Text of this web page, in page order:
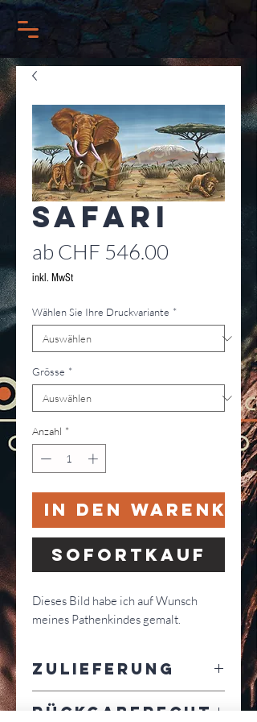
Safari
ab CHF 546.00
inkl. MwSt
Wählen Sie Ihre Druckvariante *
Grösse *
Anzahl *
In den
Sofortkauf
Dieses Bild habe ich auf Wunsch
meines Pathenkindes gemalt.
Zulieferung
Lieferung in 6-7 Werktagen
Rückgaberecht